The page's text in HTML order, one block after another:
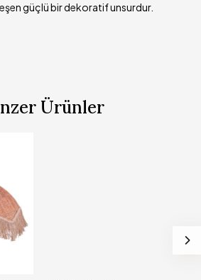
güçlü bir dekoratif unsurdur.
Ürünler